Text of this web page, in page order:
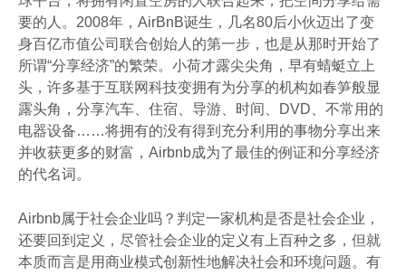
要的人。2008年，AirBnB诞生，几名80后小伙迈出了变
身百亿市值公司联合创始人的第一步，也是从那时开始了
所谓“分享经济”的繁荣。小荷才露尖尖角，早有蜻蜓立上
头，许多基于互联网科技变拥有为分享的机构如春笋般显
露头角，分享汽车、住宿、导游、时间、DVD、不常用的
电器设备……将拥有的没有得到充分利用的事物分享出来
并收获更多的财富，Airbnb成为了最佳的例证和分享经济
的代名词。
Airbnb属于社会企业吗？判定一家机构是否是社会企业，
还要回到定义，尽管社会企业的定义有上百种之多，但就
本质而言是用商业模式创新性地解决社会和环境问题。有